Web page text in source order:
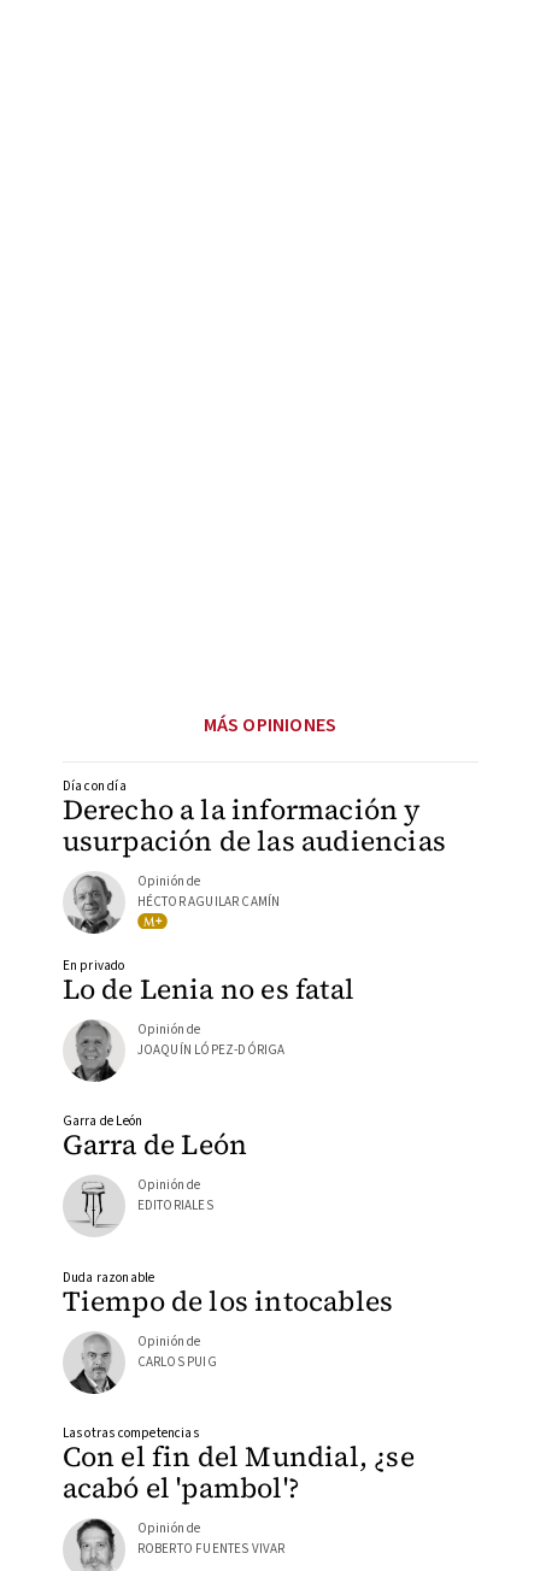
MÁS OPINIONES
Derecho a la información y
usurpación de las audiencias
Día con día
Opinión de
HÉCTOR AGUILAR CAMÍN
Lo de Lenia no es fatal
En privado
Opinión de
JOAQUÍN LÓPEZ-DÓRIGA
Garra de León
Garra de León
Opinión de
EDITORIALES
Tiempo de los intocables
Duda razonable
Opinión de
CARLOS PUIG
Con el fin del Mundial, ¿se
acabó el 'pambol'?
Las otras competencias
Opinión de
ROBERTO FUENTES VIVAR